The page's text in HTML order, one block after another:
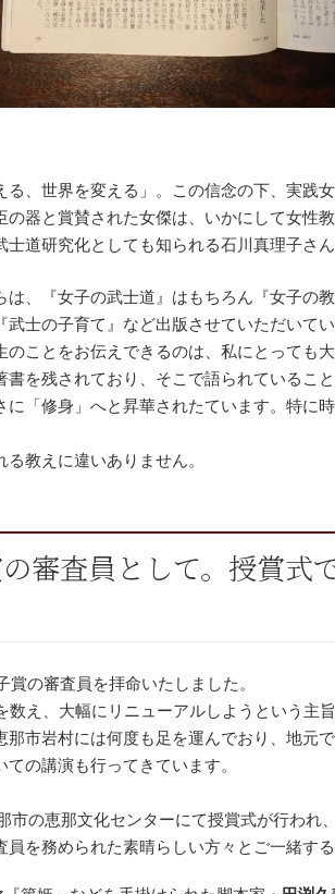
る、世界を変える」。この信念の下、実践
の器と賞賛された女傑は、いかにして女性
士道研究化としても知られる石川真理子さ
は、『女子の武士道』はもちろん『女子の
武士の子育て』など出版させていただいてい
のことをお伝えできるのは、私にとっても
書を残されており、そこで語られているこ
に「修身」へと昇華されたています。特に
教えに違いありません。
審査員として。授賞式
賞の審査員を拝命いたしました。
数え、大幅にリニューアルしようという主
那市岩村には何度も足を運んでおり、地元
の講演も行ってきています。
市の恵那文化センターにて授賞式が行われ
員を務められた素晴らしい方々とご一緒す